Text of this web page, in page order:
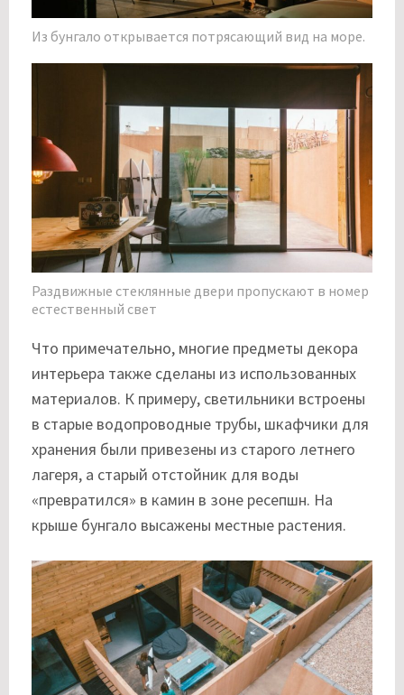
Из бунгало открывается потрясающий вид на море.
Раздвижные стеклянные двери пропускают в номер
естественный свет
Что примечательно, многие предметы декора
интерьера также сделаны из использованных
материалов. К примеру, светильники встроены
в старые водопроводные трубы, шкафчики для
хранения были привезены из старого летнего
лагеря, а старый отстойник для воды
«превратился» в камин в зоне ресепшн. На
крыше бунгало высажены местные растения.